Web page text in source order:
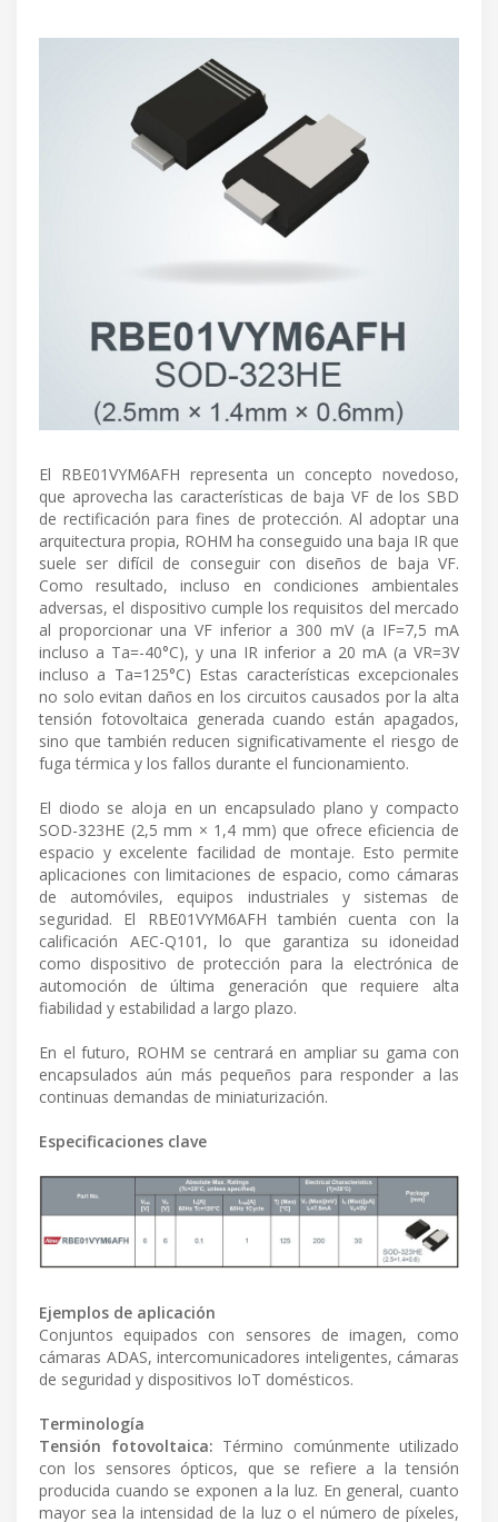
El RBE01VYM6AFH representa un concepto novedoso,
que aprovecha las características de baja VF de los SBD
de rectificación para fines de protección. Al adoptar una
arquitectura propia, ROHM ha conseguido una baja IR que
suele ser difícil de conseguir con diseños de baja VF.
Como resultado, incluso en condiciones ambientales
adversas, el dispositivo cumple los requisitos del mercado
al proporcionar una VF inferior a 300 mV (a IF=7,5 mA
incluso a Ta=-40°C), y una IR inferior a 20 mA (a VR=3V
incluso a Ta=125°C) Estas características excepcionales
no solo evitan daños en los circuitos causados por la alta
tensión fotovoltaica generada cuando están apagados,
sino que también reducen significativamente el riesgo de
fuga térmica y los fallos durante el funcionamiento.
El diodo se aloja en un encapsulado plano y compacto
SOD-323HE (2,5 mm × 1,4 mm) que ofrece eficiencia de
espacio y excelente facilidad de montaje. Esto permite
aplicaciones con limitaciones de espacio, como cámaras
de automóviles, equipos industriales y sistemas de
seguridad. El RBE01VYM6AFH también cuenta con la
calificación AEC-Q101, lo que garantiza su idoneidad
como dispositivo de protección para la electrónica de
automoción de última generación que requiere alta
fiabilidad y estabilidad a largo plazo.
En el futuro, ROHM se centrará en ampliar su gama con
encapsulados aún más pequeños para responder a las
continuas demandas de miniaturización.
Especificaciones clave
Ejemplos de aplicación
Conjuntos equipados con sensores de imagen, como
cámaras ADAS, intercomunicadores inteligentes, cámaras
de seguridad y dispositivos IoT domésticos.
Terminología
Tensión fotovoltaica: Término comúnmente utilizado
con los sensores ópticos, que se refiere a la tensión
producida cuando se exponen a la luz. En general, cuanto
mayor sea la intensidad de la luz o el número de píxeles,